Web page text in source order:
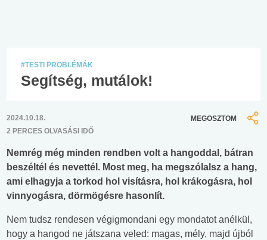
#TESTI PROBLÉMÁK
Segítség, mutálok!
2024.10.18.
2 PERCES OLVASÁSI IDŐ
MEGOSZTOM
Nemrég még minden rendben volt a hangoddal, bátran
beszéltél és nevettél. Most meg, ha megszólalsz a hang,
ami elhagyja a torkod hol visításra, hol krákogásra, hol
vinnyogásra, dörmögésre hasonlít.
Nem tudsz rendesen végigmondani egy mondatot anélkül,
hogy a hangod ne játszana veled: magas, mély, majd újból